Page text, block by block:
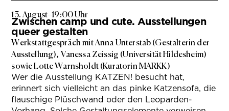
13. August–19:00 Uhr
Zwischen camp und cute. Ausstellungen
queer gestalten
Werkstattgespräch mit Anna Unterstab (Gestalterin der
Ausstellung), Vanessa Zeissig (Universität Hildesheim)
sowie Lotte Warnsholdt (Kuratorin MARKK)
Wer die Ausstellung KATZEN! besucht hat,
erinnert sich vielleicht an das pinke Katzensofa, die
flauschige Plüschwand oder den Leoparden-